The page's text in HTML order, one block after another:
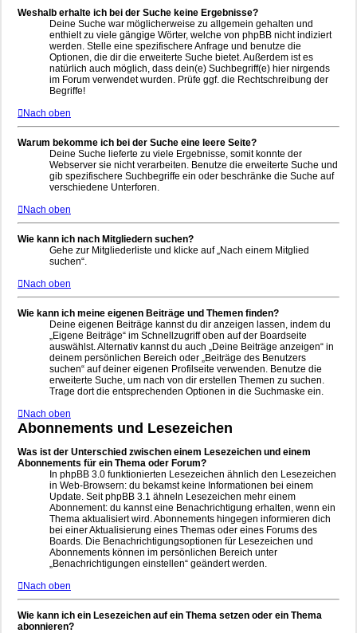
Weshalb erhalte ich bei der Suche keine Ergebnisse?
Deine Suche war möglicherweise zu allgemein gehalten und
enthielt zu viele gängige Wörter, welche von phpBB nicht indiziert
werden. Stelle eine spezifischere Anfrage und benutze die
Optionen, die dir die erweiterte Suche bietet. Außerdem ist es
natürlich auch möglich, dass dein(e) Suchbegriff(e) hier nirgends
im Forum verwendet wurden. Prüfe ggf. die Rechtschreibung der
Begriffe!
Nach oben
Warum bekomme ich bei der Suche eine leere Seite?
Deine Suche lieferte zu viele Ergebnisse, somit konnte der
Webserver sie nicht verarbeiten. Benutze die erweiterte Suche und
gib spezifischere Suchbegriffe ein oder beschränke die Suche auf
verschiedene Unterforen.
Nach oben
Wie kann ich nach Mitgliedern suchen?
Gehe zur Mitgliederliste und klicke auf „Nach einem Mitglied
suchen“.
Nach oben
Wie kann ich meine eigenen Beiträge und Themen finden?
Deine eigenen Beiträge kannst du dir anzeigen lassen, indem du
„Eigene Beiträge“ im Schnellzugriff oben auf der Boardseite
auswählst. Alternativ kannst du auch „Deine Beiträge anzeigen“ in
deinem persönlichen Bereich oder „Beiträge des Benutzers
suchen“ auf deiner eigenen Profilseite verwenden. Benutze die
erweiterte Suche, um nach von dir erstellen Themen zu suchen.
Trage dort die entsprechenden Optionen in die Suchmaske ein.
Nach oben
Abonnements und Lesezeichen
Was ist der Unterschied zwischen einem Lesezeichen und einem
Abonnements für ein Thema oder Forum?
In phpBB 3.0 funktionierten Lesezeichen ähnlich den Lesezeichen
in Web-Browsern: du bekamst keine Informationen bei einem
Update. Seit phpBB 3.1 ähneln Lesezeichen mehr einem
Abonnement: du kannst eine Benachrichtigung erhalten, wenn ein
Thema aktualisiert wird. Abonnements hingegen informieren dich
bei einer Aktualisierung eines Themas oder eines Forums des
Boards. Die Benachrichtigungsoptionen für Lesezeichen und
Abonnements können im persönlichen Bereich unter
„Benachrichtigungen einstellen“ geändert werden.
Nach oben
Wie kann ich ein Lesezeichen auf ein Thema setzen oder ein Thema
abonnieren?